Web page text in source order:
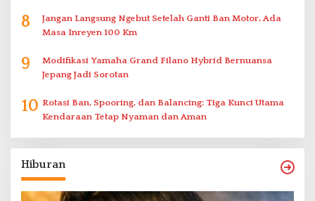
8
Jangan Langsung Ngebut Setelah Ganti Ban Motor, Ada
Masa Inreyen 100 Km
9
Modifikasi Yamaha Grand Filano Hybrid Bernuansa
Jepang Jadi Sorotan
10 Rotasi Ban, Spooring, dan Balancing: Tiga Kunci Utama
Kendaraan Tetap Nyaman dan Aman
Hiburan